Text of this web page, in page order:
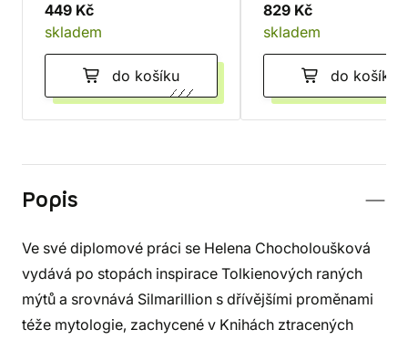
449 Kč
skladem
do košíku
829 Kč
skladem
do košíku
Popis
Ve své diplomové práci se Helena Chocholoušková
vydává po stopách inspirace Tolkienových raných
mýtů a srovnává Silmarillion s dřívějšími proměnami
téže mytologie, zachycené v Knihách ztracených